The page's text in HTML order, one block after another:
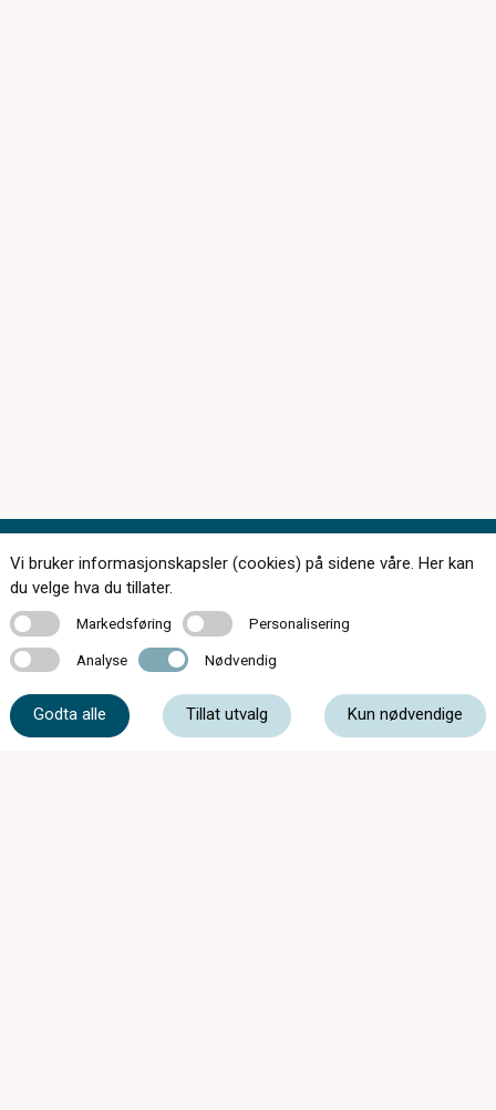
Kontakt oss
Vi bruker informasjonskapsler (cookies) på sidene våre. Her kan
du velge hva du tillater.
MarkedsføringMarkedsføring PersonaliseringPersonalisering
Analyse Analyse Nødvendig Nødvendig
Godta alle Tillat utvalg Kun nødvendige